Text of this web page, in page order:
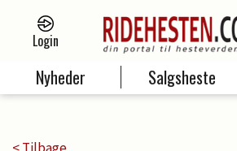
Login
Nyheder Salgsheste